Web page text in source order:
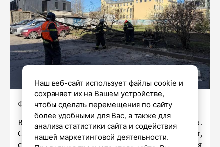
Фото: ГУ МЧС России по Петербургу
В среду в Петербурге поднялся сильный ветер.
Спасатели 39 раз выезжали на вызовы,
связанные с падением деревьев, повреждения
Наш веб-сайт использует файлы cookie и
сохраняет их на Вашем устройстве,
чтобы сделать перемещения по сайту
более удобными для Вас, а также для
анализа статистики сайта и содействия
нашей маркетинговой деятельности.